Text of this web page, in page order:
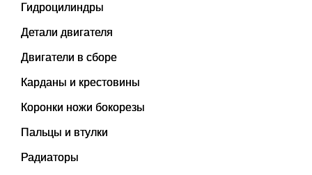
Гидроцилиндры
Детали двигателя
Двигатели в сборе
Карданы и крестовины
Коронки ножи бокорезы
Пальцы и втулки
Радиаторы